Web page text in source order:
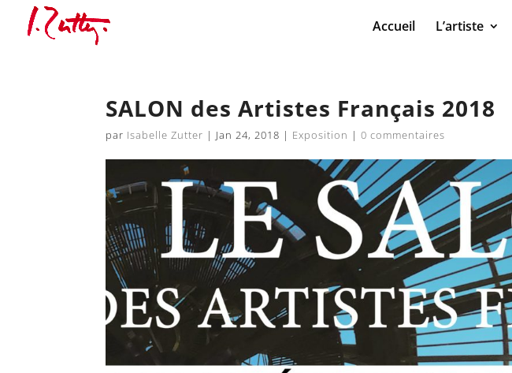
Accueil L’artiste
SALON des Artistes Français 2018
par Isabelle Zutter | Jan 24, 2018 | Exposition |0 commentaires